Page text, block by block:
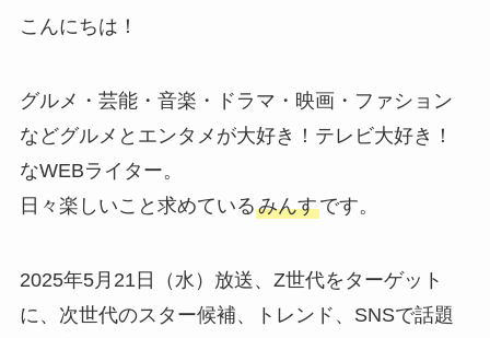
こんにちは！
グルメ・芸能・音楽・ドラマ・映画・ファション
などグルメとエンタメが大好き！テレビ大好き！
なWEBライター。
日々楽しいこと求めているみんすです。
2025年5月21日（水）放送、Z世代をターゲット
に、次世代のスター候補、トレンド、SNSで話題